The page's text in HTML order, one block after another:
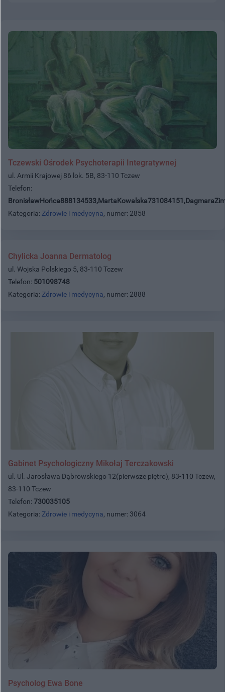
Tczewski Ośrodek Psychoterapii Integratywnej
ul. Armii Krajowej 86 lok. 5B, 83-110 Tczew
Telefon:
Kategoria: Zdrowie i medycyna, numer: 2858
Chylicka Joanna Dermatolog
ul. Wojska Polskiego 5, 83-110 Tczew
Telefon: 501098748
Kategoria: Zdrowie i medycyna, numer: 2888
Gabinet Psychologiczny Mikołaj Terczakowski
ul. Ul. Jarosława Dąbrowskiego 12(pierwsze piętro), 83-110 Tczew,
83-110 Tczew
Telefon: 730035105
Kategoria: Zdrowie i medycyna, numer: 3064
Psycholog Ewa Bone